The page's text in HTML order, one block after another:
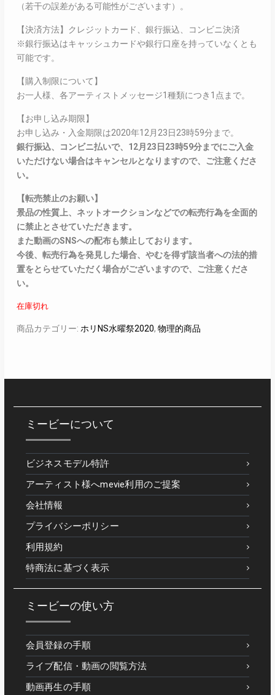
（若干の誤差がある可能性がございます）。
【決済方法】クレジットカード、銀行振込、コンビニ決済
※銀行振込はキャッシュカードや銀行口座を持っていなくとも
可能です。
【購入制限について】
お一人様、各アーティストメッセージ1種類につき1点まで。
【お申し込み期限】
お申し込み・入金期限は2020年12月23日23時59分まで。
銀行振込、コンビニ払いで、12月23日23時59分までにご入金
いただけない場合はキャンセルとなりますので、ご注意くださ
い。
【転売禁止のお願い】
景品の性質上、ネットオークションなどでの転売行為を全面的
に禁止とさせていただきます。
また動画のSNSへの配布も禁止しております。
今後、転売行為を発見した場合、やむを得ず該当者への法的措
置をとらせていただく場合がございますので、ご注意くださ
い。
在庫切れ
商品カテゴリー: ホリNS水曜祭2020, 物理的商品
ミービーについて
ビジネスモデル特許
アーティスト様へmevie利用のご提案
会社情報
プライバシーポリシー
利用規約
特商法に基づく表示
ミービーの使い方
会員登録の手順
ライブ配信・動画の閲覧方法
動画再生の手順